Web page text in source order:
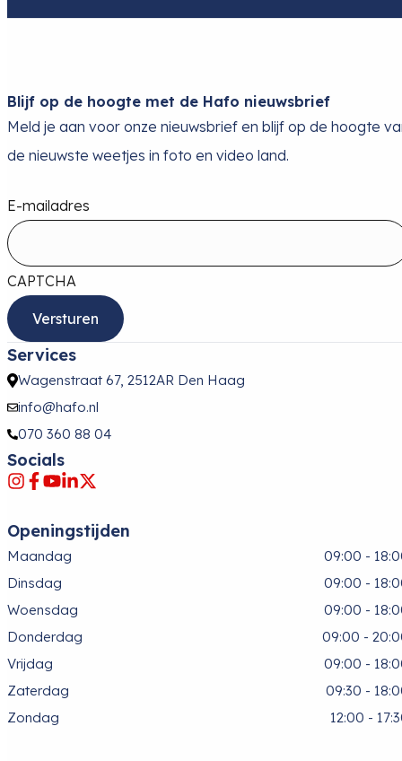
Blijf op de hoogte met de Hafo nieuwsbrief
Meld je aan voor onze nieuwsbrief en blijf op de hoogte
de nieuwste weetjes in foto en video land.
E-mailadres
CAPTCHA
Services
Wagenstraat 67, 2512AR Den Haag
info@hafo.nl
070 360 88 04
Socials
Openingstijden
Maandag
09:00 -
Dinsdag
09:00 -
Woensdag
09:00 -
Donderdag
09:00 -
Vrijdag
09:00 -
Zaterdag
09:30 -
Zondag
12:00 -